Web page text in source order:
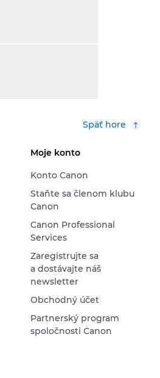
Späť hore
Moje konto
Konto Canon
Staňte sa členom klubu
Canon
Canon Professional
Services
Zaregistrujte sa
a dostávajte náš
newsletter
Obchodný účet
Partnerský program
spoločnosti Canon